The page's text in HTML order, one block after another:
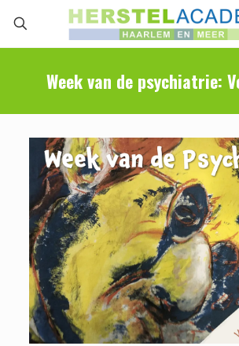
Week van de psychiatrie: